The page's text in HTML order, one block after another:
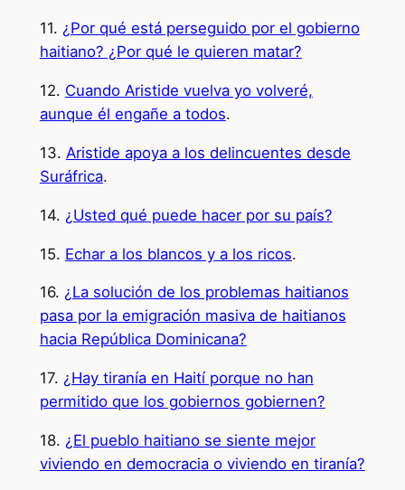
11. ¿Por qué está perseguido por el gobierno
haitiano? ¿Por qué le quieren matar?
12. Cuando Aristide vuelva yo volveré,
aunque él engañe a todos.
13. Aristide apoya a los delincuentes desde
Suráfrica.
14. ¿Usted qué puede hacer por su país?
15. Echar a los blancos y a los ricos.
16. ¿La solución de los problemas haitianos
pasa por la emigración masiva de haitianos
hacia República Dominicana?
17. ¿Hay tiranía en Haití porque no han
permitido que los gobiernos gobiernen?
18. ¿El pueblo haitiano se siente mejor
viviendo en democracia o viviendo en tiranía?